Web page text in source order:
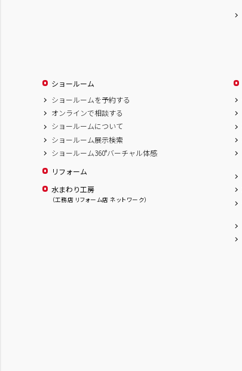
ショールーム
ショールームを予約する
オンラインで相談する
ショールームについて
ショールーム展示検索
ショールーム360°バーチャル体感
リフォーム
水まわり工房
（工務店 リフォーム店 ネットワーク）